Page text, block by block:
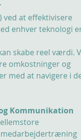
ved at effektivisere
enhver teknologi
skabe reel værdi.
omkostninger og
med at navigere i
Kommunikation
medarbejdertræning